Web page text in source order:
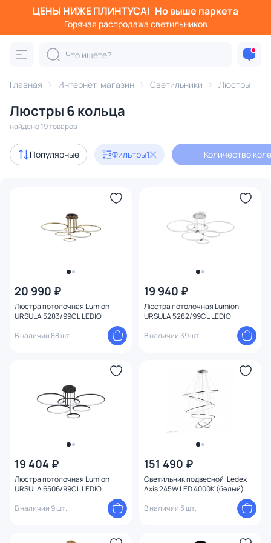
ЦЕНЫ НИЖЕ ПЛИНТУСА! Но выше паркета
Горячая распродажа светильников
Главная Интернет-магазин Светильники Люстры
Люстры 6 кольца
найдено 19 товаров
Популярные Фильтры1 Количество
20 990 ₽
Люстра потолочная Lumion
URSULA 5283/99CL LEDIO
В наличии 88 шт.
19 940 ₽
Люстра потолочная Lumion
URSULA 5282/99CL LEDIO
В наличии 39 шт.
19 404 ₽
Люстра потолочная Lumion
URSULA 6506/99CL LEDIO
В наличии 9 шт.
151 490 ₽
Светильник подвесной iLedex
Axis 245W LED 4000К (белый)
В наличии 3 шт.
Фильтры
Категория:
подвесные потолочные
Акции 4
3
В наличии 15
От До
Бренд
Стиль
Материал плафона
Материал